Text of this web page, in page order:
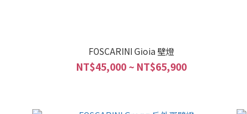
FOSCARINI Gioia 壁燈
NT$45,000 ~ NT$65,900